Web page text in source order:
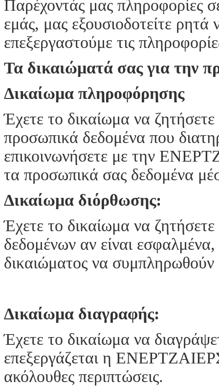
Παρέχοντάς μας πληροφορίες
εμάς, μας εξουσιοδοτείτε
επεξεργαστούμε τις
Τα δικαιώματά σας για την
Δικαίωμα πληροφόρησης
Έχετε το δικαίωμα να
προσωπικά δεδομένα που
επικοινωνήσετε με την
τα προσωπικά σας δεδομένα
Δικαίωμα διόρθωσης:
Έχετε το δικαίωμα να
δεδομένων αν είναι
δικαιώματος να
Δικαίωμα διαγραφής:
Έχετε το δικαίωμα να
επεξεργάζεται η
ακόλουθες περιπτώσεις.